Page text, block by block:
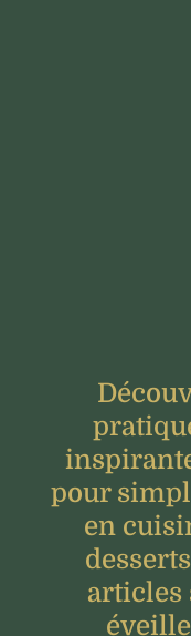
pour
en
articles